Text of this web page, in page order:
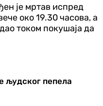
је мртав испред
око 19.30 часова, а
током покушаја да
људског пепела